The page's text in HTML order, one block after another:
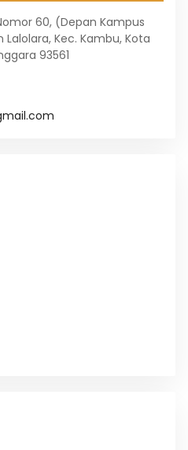
60, (Depan Kampus
Lalolara, Kec. Kambu, Kota
93561